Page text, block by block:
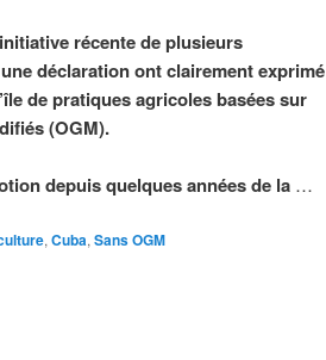
récente de plusieurs
déclaration ont clairement exprimé
de pratiques agricoles basées sur
(OGM).
depuis quelques années de la …
, Cuba, Sans OGM